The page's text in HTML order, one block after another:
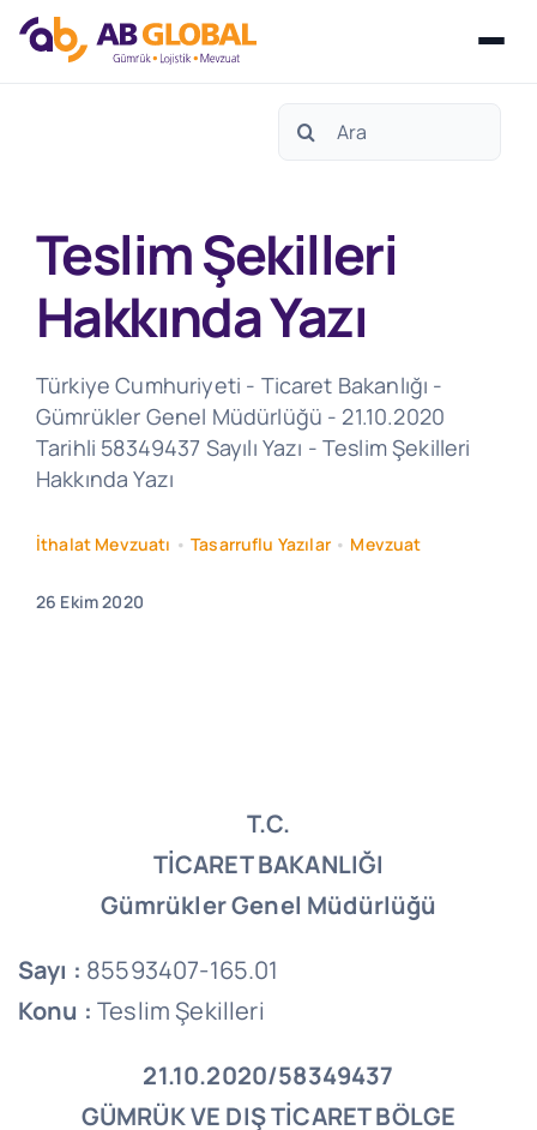
Search
Teslim Şekilleri
Hakkında Yazı
Türkiye Cumhuriyeti - Ticaret Bakanlığı -
Gümrükler Genel Müdürlüğü - 21.10.2020
Tarihli 58349437 Sayılı Yazı - Teslim Şekilleri
Hakkında Yazı
İthalat Mevzuatı •Tasarruflu Yazılar• Mevzuat
26 Ekim 2020
T.C.
TİCARET BAKANLIĞI
Gümrükler Genel Müdürlüğü
Sayı : 85593407-165.01
Konu : Teslim Şekilleri
21.10.2020/58349437
GÜMRÜK VE DIŞ TİCARET BÖLGE